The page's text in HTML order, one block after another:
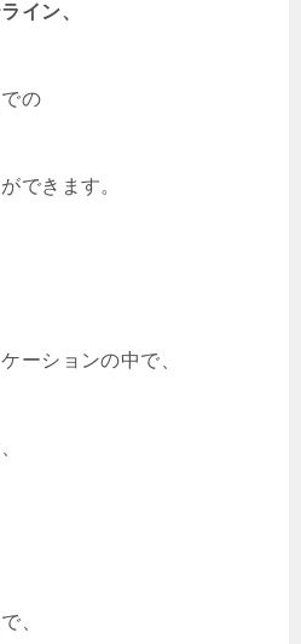
イン、
の
できます。
ーションの中で、
、